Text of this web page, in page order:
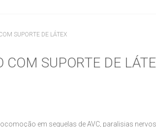
SUPORTE DE LÁTEX
SUPORTE DE
em sequelas de AVC, paralisias